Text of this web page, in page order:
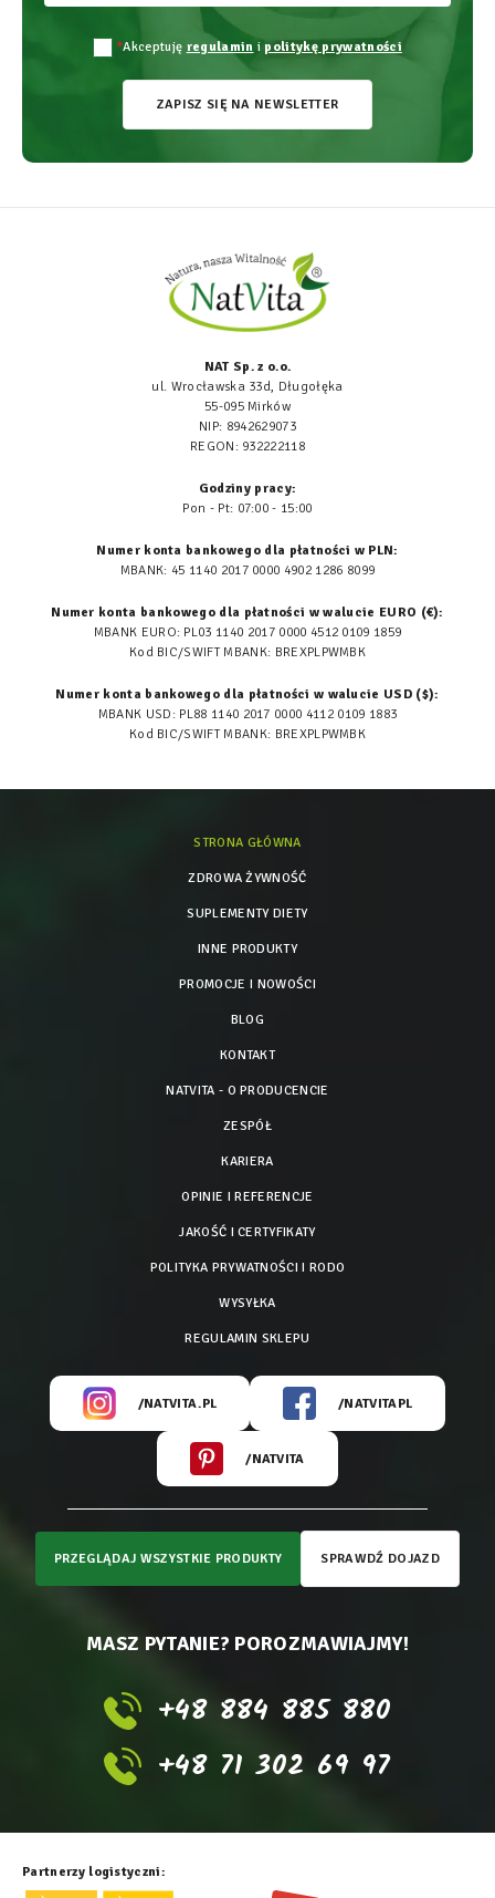
*Akceptuję regulamin i politykę prywatności
ZAPISZ SIĘ NA NEWSLETTER
NAT Sp. z o.o.
ul. Wrocławska 33d, Długołęka
55-095 Mirków
NIP: 8942629073
REGON: 932222118
Godziny pracy:
Pon - Pt: 07:00 - 15:00
Numer konta bankowego dla płatności w PLN:
MBANK: 45 1140 2017 0000 4902 1286 8099
Numer konta bankowego dla płatności w walucie EURO (€):
MBANK EURO: PL03 1140 2017 0000 4512 0109 1859
Kod BIC/SWIFT MBANK: BREXPLPWMBK
Numer konta bankowego dla płatności w walucie USD ($):
MBANK USD: PL88 1140 2017 0000 4112 0109 1883
Kod BIC/SWIFT MBANK: BREXPLPWMBK
STRONA GŁÓWNA
ZDROWA ŻYWNOŚĆ
SUPLEMENTY DIETY
INNE PRODUKTY
PROMOCJE I NOWOŚCI
BLOG
KONTAKT
NATVITA - O PRODUCENCIE
ZESPÓŁ
KARIERA
OPINIE I REFERENCJE
JAKOŚĆ I CERTYFIKATY
POLITYKA PRYWATNOŚCI I RODO
WYSYŁKA
REGULAMIN SKLEPU
/NATVITA.PL /NATVITAPL
/NATVITA
PRZEGLĄDAJ WSZYSTKIE PRODUKTY SPRAWDŹ DOJAZD
MASZ PYTANIE? POROZMAWIAJMY!
+48 884 885 880
+48 71 302 69 97
Partnerzy logistyczni: